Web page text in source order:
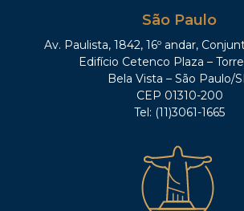
São Paulo
Av. Paulista, 1842, 16º andar,
Edifício Cetenco Plaza –
Bela Vista – São Paulo/
CEP 01310-200
Tel: (11)3061-1665